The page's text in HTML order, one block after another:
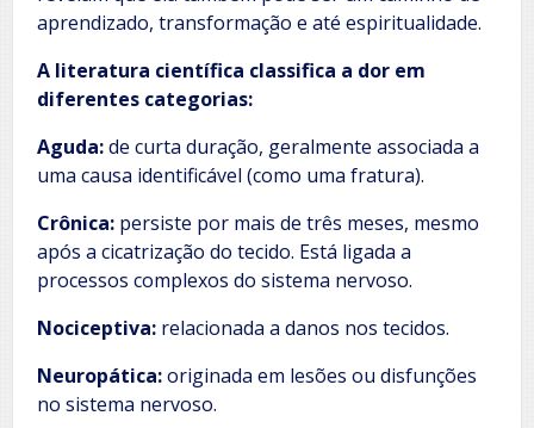
aprendizado, transformação e até espiritualidade.
A literatura científica classifica a dor em
diferentes categorias:
Aguda:de curta duração, geralmente associada a
uma causa identificável (como uma fratura).
Crônica: persiste por mais de três meses, mesmo
após a cicatrização do tecido. Está ligada a
processos complexos do sistema nervoso.
Nociceptiva: relacionada a danos nos tecidos.
Neuropática:originada em lesões ou disfunções
no sistema nervoso.